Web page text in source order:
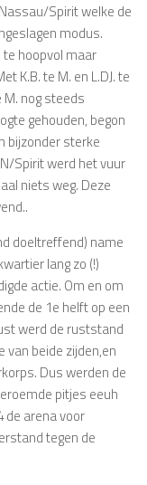
Spirit welke de
modus.
hoopvol maar
K.B. te M. en L.DJ. te
M. nog steeds
gehouden, begon
bijzonder sterke
Spirit werd het vuur
niets weg. Deze
doeltreffend) name
lang zo (!)
actie. Om en om
de 1e helft op een
werd de ruststand
beide zijden,en
Dus werden de
pitjes eeuh
de arena voor
tegen de